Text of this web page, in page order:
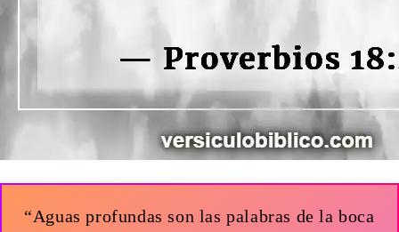
“Aguas profundas son las palabras de la boca